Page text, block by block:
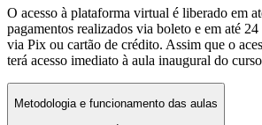
O acesso à plataforma virtual é liberado em
pagamentos realizados via boleto e em até
via Pix ou cartão de crédito. Assim que o
terá acesso imediato à aula inaugural do
Metodologia e funcionamento das aulas